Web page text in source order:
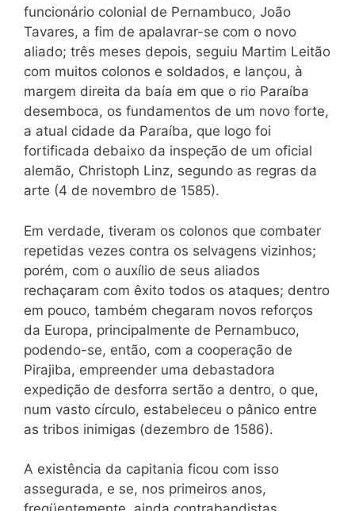
funcionário colonial de Pernambuco, João
Tavares, a fim de apalavrar-se com o novo
aliado; três meses depois, seguiu Martim Leitão
com muitos colonos e soldados, e lançou, à
margem direita da baía em que o rio Paraíba
desemboca, os fundamentos de um novo forte,
a atual cidade da Paraíba, que logo foi
fortificada debaixo da inspeção de um oficial
alemão, Christoph Linz, segundo as regras da
arte (4 de novembro de 1585).
Em verdade, tiveram os colonos que combater
repetidas vezes contra os selvagens vizinhos;
porém, com o auxílio de seus aliados
rechaçaram com êxito todos os ataques; dentro
em pouco, também chegaram novos reforços
da Europa, principalmente de Pernambuco,
podendo-se, então, com a cooperação de
Pirajiba, empreender uma debastadora
expedição de desforra sertão a dentro, o que,
num vasto círculo, estabeleceu o pânico entre
as tribos inimigas (dezembro de 1586).
A existência da capitania ficou com isso
assegurada, e se, nos primeiros anos,